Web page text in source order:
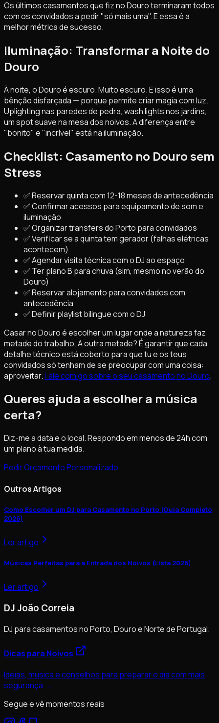
Os últimos casamentos que fiz no Douro terminaram todos
com os convidados a pedir "só mais uma". E essa é a
melhor métrica de sucesso.
Iluminação: Transformar a Noite do
Douro
À noite, o Douro é escuro. Muito escuro. E isso é uma
bênção disfarçada — porque permite criar magia com luz.
Uplighting nas paredes de pedra, wash lights nos jardins,
um spot suave na mesa dos noivos. A diferença entre
"bonito" e "incrível" está na iluminação.
Checklist: Casamento no Douro sem
Stress
✅ Reservar quinta com 12-18 meses de antecedência
✅ Confirmar acessos para equipamento de som e
iluminação
✅ Organizar transfers do Porto para convidados
✅ Verificar se a quinta tem gerador (falhas elétricas
acontecem)
✅ Agendar visita técnica com o DJ ao espaço
✅ Ter plano B para chuva (sim, mesmo no verão do
Douro)
✅ Reservar alojamento para convidados com
antecedência
✅ Definir playlist bilingue com o DJ
Casar no Douro é escolher um lugar onde a natureza faz
metade do trabalho. A outra metade? É garantir que cada
detalhe técnico está coberto para que tu e os teus
convidados só tenham de se preocupar com uma coisa:
aproveitar.Fale comigo sobre o seu casamento no Douro.
Queres ajuda a escolher a música
certa?
Diz-me a data e o local. Respondo em menos de 24h com
um plano à tua medida.
Pedir Orçamento Personalizado
Outros Artigos
Como Escolher um DJ para Casamento no Porto (Guia Completo
2026)
Ler artigo
Músicas Perfeitas para a Entrada dos Noivos (Lista 2026)
Ler artigo
DJ João Correia
DJ para casamentos no Porto, Douro e Norte de Portugal.
Dicas para Noivos
Ideias, música e conselhos para preparar o dia com mais
segurança →
Segue e vê momentos reais